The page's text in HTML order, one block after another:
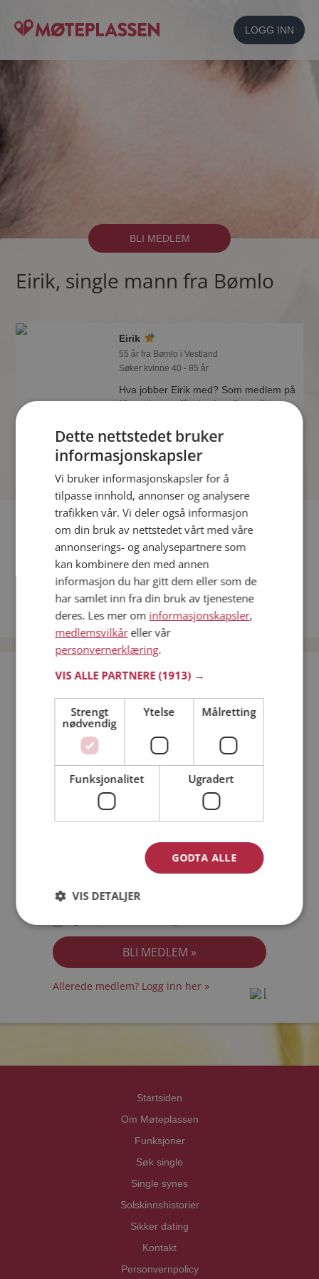
LOGG INN
BLI MEDLEM
Eirik, single mann fra Bømlo
Eirik
55 år fra Bømlo i Vestland
Søker kvinne 40 - 85 år
Hva jobber Eirik med? Som medlem på
Møteplassen får du vite alle mulige
Fler single
Flere singlemenn fra Bømlo :Frode,Nils,
Kvinner fra Bømlo
Date kvinner i Norge
Date menn i Norge
Bli medlem gratis!
Jeg er en: Kvinne
Min alder:
Jeg akseptererMedlemsvilkårene
Allerede medlem? Logg inn her »
Startsiden
Om Møteplassen
Funksjoner
Søk single
Single synes
Solskinnshistorier
Sikker dating
Kontakt
Personvernpolicy
Dette nettstedet bruker
informasjonskapsler
Vi bruker informasjonskapsler for å
tilpasse innhold, annonser og analysere
trafikken vår. Vi deler også informasjon
om din bruk av nettstedet vårt med våre
annonserings- og analysepartnere som
kan kombinere den med annen
informasjon du har gitt dem eller som de
har samlet inn fra din bruk av tjenestene
deres. Les mer om informasjonskapsler,
medlemsvilkåreller vår
personvernerklæring.
VIS ALLE PARTNERE(1913) →
Strengt
nødvendig
Ytelse Målretting
Funksjonalitet Ugradert
GODTA ALLE
VIS DETALJER